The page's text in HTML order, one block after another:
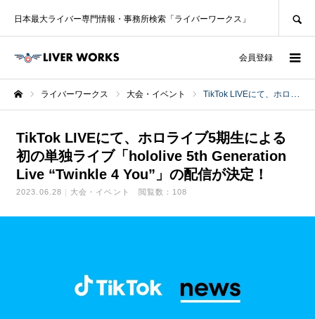
日本最大ライバー専門情報・事務所検索「ライバーワークス」
会員登録
ライバーワークス 大会・イベント TikTok LIVEにて、ホロライブ5期生による初の単独ライブ「hololive 5th Generation Live “Twinkle 4 You”」の配信が決定！
TikTok LIVEにて、ホロライブ5期生による
初の単独ライブ「hololive 5th Generation
Live “Twinkle 4 You”」の配信が決定！
2023.06.28 大会・イベント 閲覧数：108